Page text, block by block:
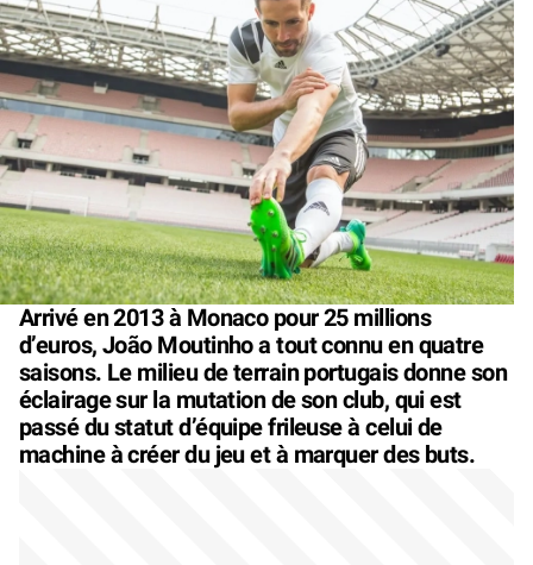
Arrivé en 2013 à Monaco pour 25 millions
d’euros, João Moutinho a tout connu en quatre
saisons. Le milieu de terrain portugais donne son
éclairage sur la mutation de son club, qui est
passé du statut d’équipe frileuse à celui de
machine à créer du jeu et à marquer des buts.